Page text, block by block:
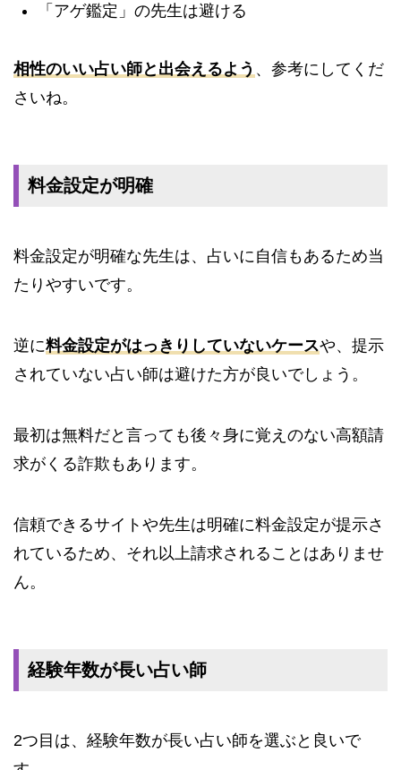
「アゲ鑑定」の先生は避ける
相性のいい占い師と出会えるよう 、参考にしてくだ
さいね。
料金設定が明確
料金設定が明確な先生は、占いに自信もあるため当
たりやすいです。
逆に料金設定がはっきりしていないケースや、提示
されていない占い師は避けた方が良いでしょう。
最初は無料だと言っても後々身に覚えのない高額請
求がくる詐欺もあります。
信頼できるサイトや先生は明確に料金設定が提示さ
れているため、それ以上請求されることはありませ
ん。
経験年数が長い占い師
2つ目は、経験年数が長い占い師を選ぶと良いで